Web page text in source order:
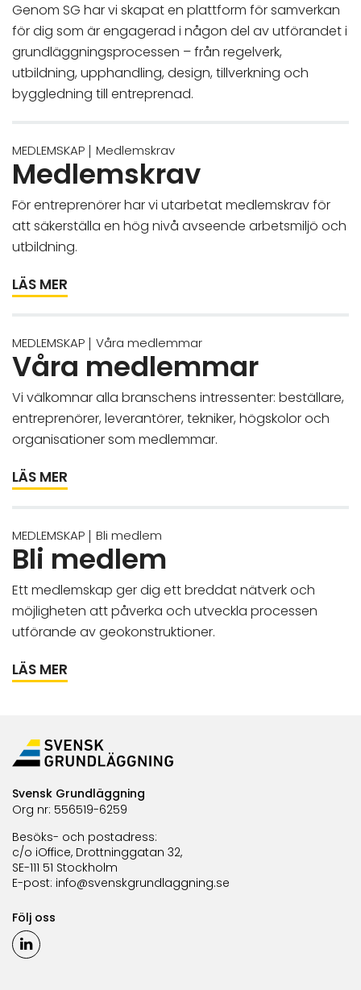
Genom SG har vi skapat en plattform för samverkan
för dig som är engagerad i någon del av utförandet i
grundläggningsprocessen – från regelverk,
utbildning, upphandling, design, tillverkning och
byggledning till entreprenad.
MEDLEMSKAP Medlemskrav
Medlemskrav
För entreprenörer har vi utarbetat medlemskrav för
att säkerställa en hög nivå avseende arbetsmiljö och
utbildning.
LÄS MER
MEDLEMSKAP Våra medlemmar
Våra medlemmar
Vi välkomnar alla branschens intressenter: beställare,
entreprenörer, leverantörer, tekniker, högskolor och
organisationer som medlemmar.
LÄS MER
MEDLEMSKAP Bli medlem
Bli medlem
Ett medlemskap ger dig ett breddat nätverk och
möjligheten att påverka och utveckla processen
utförande av geokonstruktioner.
LÄS MER
Svensk Grundläggning
Org nr: 556519-6259
Besöks- och postadress:
c/o iOffice, Drottninggatan 32,
SE-111 51 Stockholm
E-post: info@svenskgrundlaggning.se
Följ oss